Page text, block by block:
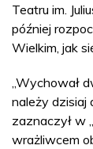
Teatru im.
później
Wielkim, jak
„Wychował
należy dzisiaj
zaznaczył w
wrażliwcem